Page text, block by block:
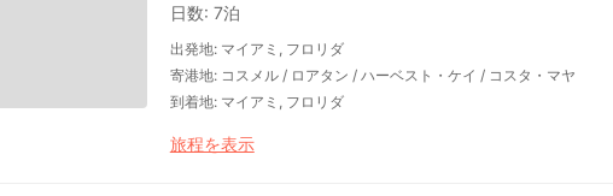
日数: 7泊
出発地: マイアミ, フロリダ
寄港地: コスメル/ ロアタン / ハーベスト・ケイ / コスタ・マヤ
到着地: マイアミ, フロリダ
旅程を表示